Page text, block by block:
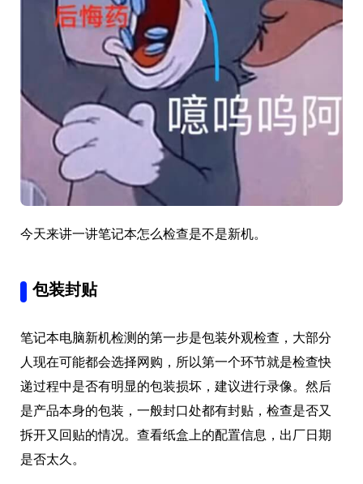
今天来讲一讲笔记本怎么检查是不是新机。
包装封贴
笔记本电脑新机检测的第一步是包装外观检查，大部分
人现在可能都会选择网购，所以第一个环节就是检查快
递过程中是否有明显的包装损坏，建议进行录像。然后
是产品本身的包装，一般封口处都有封贴，检查是否又
拆开又回贴的情况。查看纸盒上的配置信息，出厂日期
是否太久。